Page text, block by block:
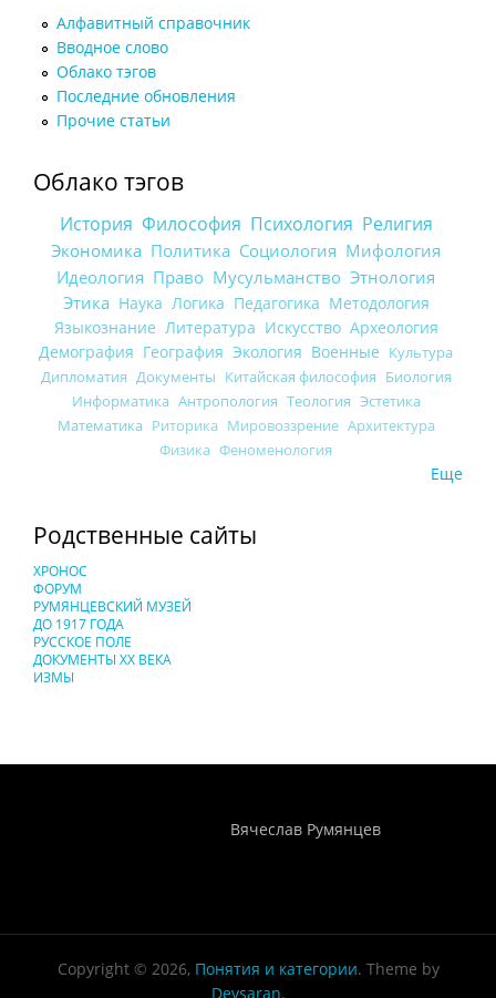
Алфавитный справочник
Вводное слово
Облако тэгов
Последние обновления
Прочие статьи
Облако тэгов
История Философия Психология Религия
Экономика Политика Социология Мифология
Идеология Право Мусульманство Этнология
Этика Наука Логика Педагогика Методология
Языкознание Литература Искусство Археология
Демография География Экология Военные Культура
Дипломатия Документы Китайская философия Биология
Информатика Антропология Теология Эстетика
Математика Риторика Мировоззрение Архитектура
Физика Феноменология
Еще
Родственные сайты
ХРОНОС
ФОРУМ
РУМЯНЦЕВСКИЙ МУЗЕЙ
ДО 1917 ГОДА
РУССКОЕ ПОЛЕ
ДОКУМЕНТЫ XX ВЕКА
ИЗМЫ
Вячеслав Румянцев
Copyright © 2026, Понятия и категории. Theme by
Devsaran.